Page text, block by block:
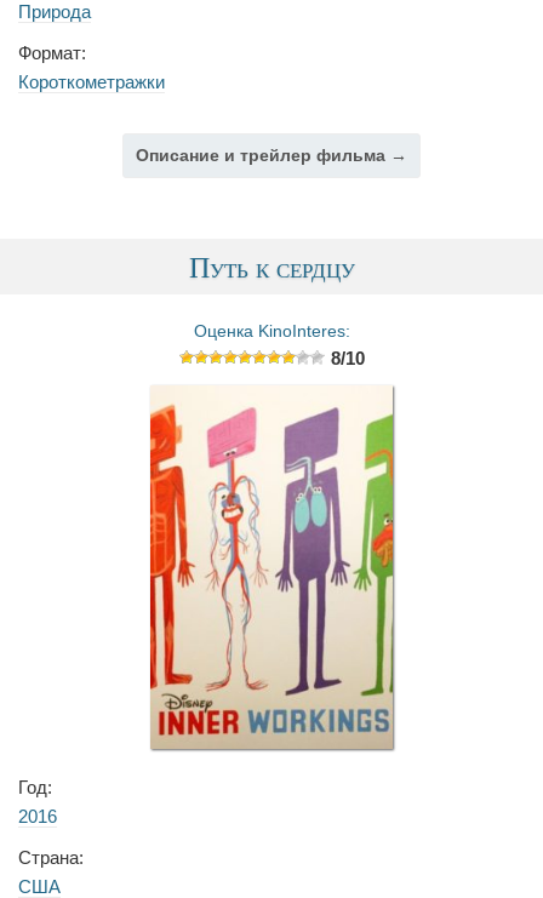
Природа
Формат:
Короткометражки
Описание и трейлер фильма →
Путь к сердцу
Оценка KinoInteres:
8/10
Год:
2016
Страна:
США